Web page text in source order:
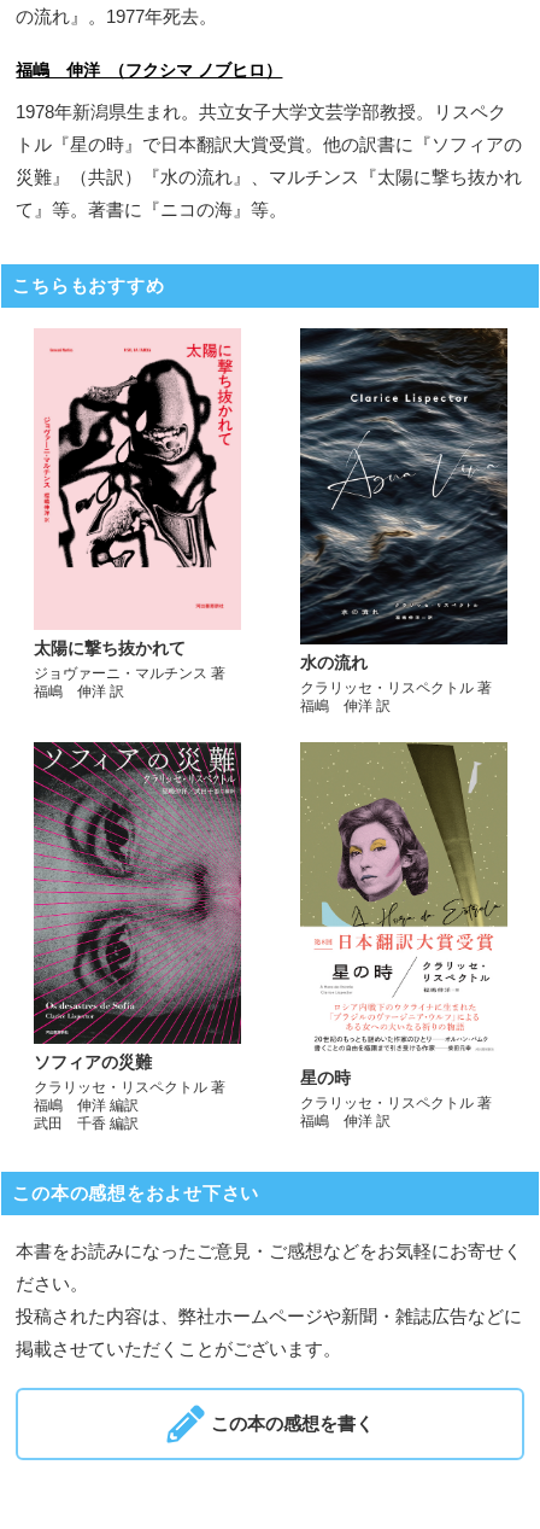
の流れ』。1977年死去。
福嶋 伸洋 （フクシマ ノブヒロ）
1978年新潟県生まれ。共立女子大学文芸学部教授。リスペク
トル『星の時』で日本翻訳大賞受賞。他の訳書に『ソフィアの
災難』（共訳）『水の流れ』、マルチンス『太陽に撃ち抜かれ
て』等。著書に『ニコの海』等。
こちらもおすすめ
太陽に撃ち抜かれて
ジョヴァーニ・マルチンス 著
福嶋 伸洋 訳
水の流れ
クラリッセ・リスペクトル 著
福嶋 伸洋 訳
ソフィアの災難
クラリッセ・リスペクトル 著
福嶋 伸洋 編訳
武田 千香 編訳
星の時
クラリッセ・リスペクトル 著
福嶋 伸洋 訳
この本の感想をおよせ下さい
本書をお読みになったご意見・ご感想などをお気軽にお寄せく
ださい。
投稿された内容は、弊社ホームページや新聞・雑誌広告などに
掲載させていただくことがございます。
この本の感想を書く